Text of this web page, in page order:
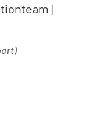
|